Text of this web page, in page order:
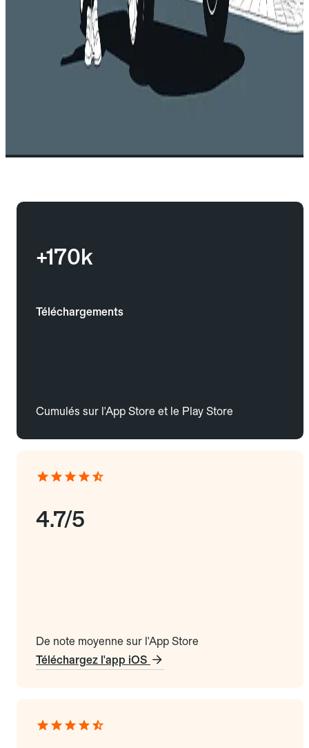
+170k
Téléchargements
Cumulés sur l'App Store et le Play Store
4.7/5
De note moyenne sur l'App Store
Téléchargez l'app iOS